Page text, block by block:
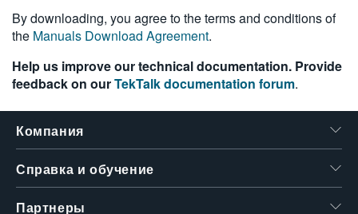
By downloading, you agree to the terms and conditions of
the Manuals Download Agreement.
Help us improve our technical documentation. Provide
feedback on ourTekTalk documentation forum.
Компания
Справка и обучение
Партнеры